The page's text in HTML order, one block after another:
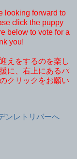
looking forward to
click the puppy
below to vote for a
you!
えをするのを楽し
に、右上にあるパ
クリックをお願い